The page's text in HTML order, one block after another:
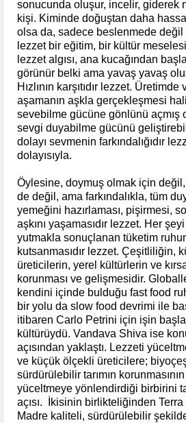
sonucunda oluşur, incelir, giderek
kişi. Kiminde doğuştan daha
olsa da, sadece beslenmede
lezzet bir eğitim, bir kültür
lezzet algısı, ana kucağından
görünür belki ama yavaş yavaş
Hızlının karşıtıdır lezzet.
aşamanın aşkla gerçekleşmesi
sevebilme gücüne gönlünü açmış
sevgi duyabilme gücünü
dolayı sevmenin farkındalığıdır
dolayısıyla.
Öylesine, doymuş olmak için
de değil, ama farkındalıkla, tüm
yemeğini hazırlaması, pişirmesi,
aşkını yaşamasıdır lezzet. Her
yutmakla sonuçlanan tüketim
kutsanmasıdır lezzet. Çeşitliliğin,
üreticilerin, yerel kültürlerin ve
korunması ve gelişmesidir.
kendini içinde bulduğu fast food
bir yolu da slow food devrimi ile
itibaren Carlo Petrini için işin
kültürüydü. Vandava Shiva ise
açısından yaklaştı. Lezzeti
ve küçük ölçekli üreticilere;
sürdürülebilir tarımın
yüceltmeye yönlendirdiği birbirini
açısı. İkisinin birlikteliğinden
Madre kaliteli, sürdürülebilir